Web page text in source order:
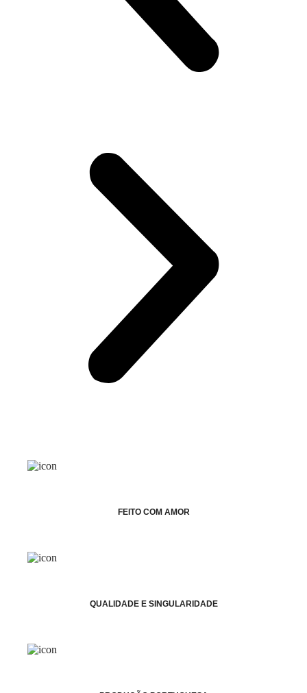
FEITO COM AMOR
QUALIDADE E SINGULARIDADE